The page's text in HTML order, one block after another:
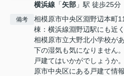
横浜線 「矢部 」駅 徒歩25分
備考
相模原市中央区淵野辺本
棟：横浜線淵野辺駅にも近
相模原市立大野北小学校が
下の湿気も気になりません
戸建てはいかがでしょうか
原市中央区にある戸建て情